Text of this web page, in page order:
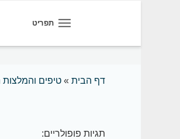
תפריט
דף הבית» טיפים והמלצות
תגיות פופולריים: